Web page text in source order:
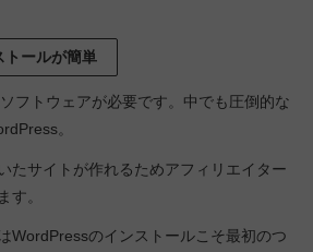
ールが簡単
フトウェアが必要です。中でも圧倒的な
。
たサイトが作れるためアフィリエイター
す。
WordPressのインストールこそ最初のつ